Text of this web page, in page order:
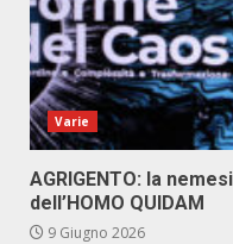
Varie
AGRIGENTO: la
dell’HOMO QUIDAM
9 Giugno 2026